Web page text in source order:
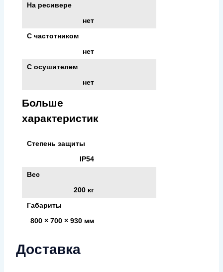
На ресивере
нет
С частотником
нет
С осушителем
нет
Больше
характеристик
Степень защиты
IP54
Вес
200 кг
Габариты
800 × 700 × 930 мм
Доставка